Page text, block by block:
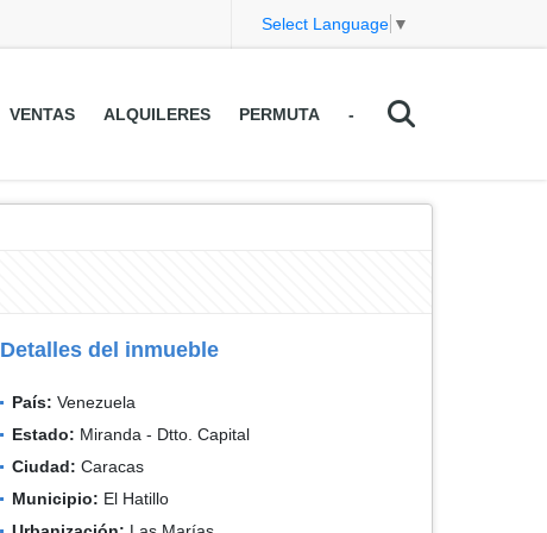
Select Language ▼
VENTAS ALQUILERES PERMUTA -
Detalles del inmueble
País: Venezuela
Estado: Miranda - Dtto. Capital
Ciudad: Caracas
Municipio: El Hatillo